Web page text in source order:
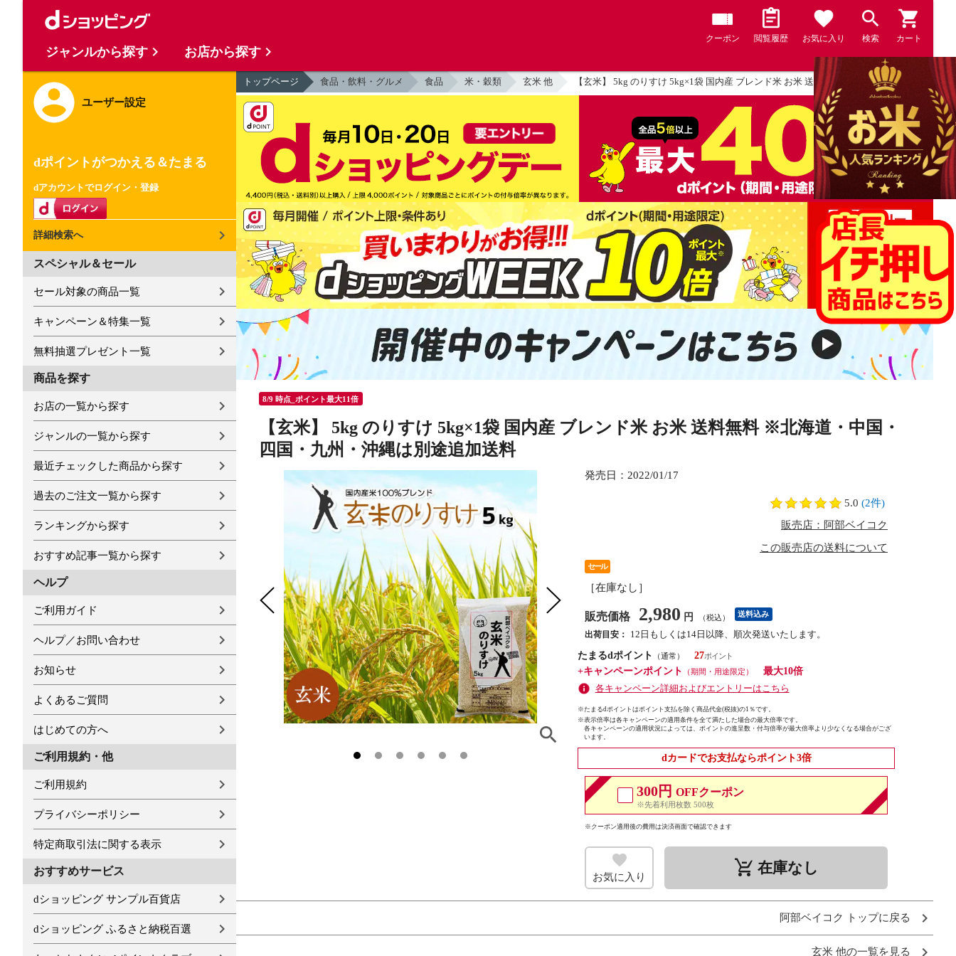
クーポン 閲覧履歴 お気に入り 検索 カート
ユーザー設定
dポイントがつかえる＆たまる
dアカウントでログイン・登録
詳細検索へ
スペシャル＆セール
セール対象の商品一覧
キャンペーン＆特集一覧
無料抽選プレゼント一覧
商品を探す
お店の一覧から探す
ジャンルの一覧から探す
最近チェックした商品から探す
過去のご注文一覧から探す
ランキングから探す
おすすめ記事一覧から探す
ヘルプ
ご利用ガイド
ヘルプ／お問い合わせ
お知らせ
よくあるご質問
はじめての方へ
ご利用規約・他
ご利用規約
プライバシーポリシー
特定商取引法に関する表示
おすすめサービス
dショッピング サンプル百貨店
dショッピング ふるさと納税百選
トップページ 食品・飲料・グルメ 食品 米・穀類 玄米 他 【玄米】 5kg のりすけ 5kg×1袋 国内産 ブレンド米 お米 送料無料 ※北海道・中国・四国・
8/9 時点_ポイント最大11倍
【玄米】 5kg のりすけ 5kg×1袋 国内産 ブレンド米 お米 送料無料 ※北海道・中国・
四国・九州・沖縄は別途追加送料
発売日： 2022/01/17
5.0 (2件)
販売店：阿部ベイコク
この販売店の送料について
セール
［在庫なし］
販売価格 2,980 円 （税込） 送料込み
出荷目安：
12日もしくは14日以降、順次発送いたします。
たまるdポイント
（通常）
27
+キャンペーンポイント
（期間・用途限定）
最大10倍
各キャンペーン詳細およびエントリーはこちら
※たまるdポイントはポイント支払を除く商品代金(税抜)の1％です。
※表示倍率は各キャンペーンの適用条件を全て満たした場合の最大倍率です。
各キャンペーンの適用状況によっては、ポイントの進呈数・付与倍率が最大倍率より少なくなる場合がござ
います。
dカードでお支払ならポイント3倍
300円 OFFクーポン
※先着利用枚数 500枚
※クーポン適用後の費用は決済画面で確認できます
お気に入り remove_shopping_cart 在庫なし
阿部ベイコク トップに戻る
玄米 他の一覧を見る
ジャンルから探す お店から探す